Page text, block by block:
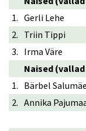
1. Gerli Lehe
2. Triin Tippi
3. Irma Väre
Naised (vallad
1. Bärbel Salumäe
2. Annika